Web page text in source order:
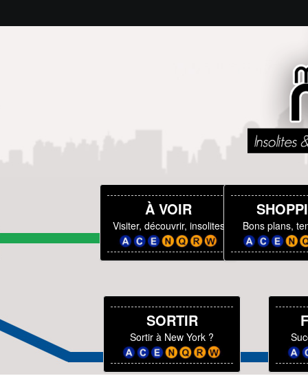
À VOIR
Visiter, découvrir, insolites Bons plans,
SORTIR
Sortir à New York ?